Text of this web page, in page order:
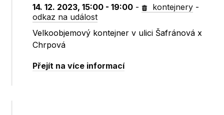
14. 12. 2023, 15:00 - 19:00 - kontejnery -
odkaz na událost
Velkoobjemový kontejner v ulici Šafránová x
Chrpová
Přejít na více informací